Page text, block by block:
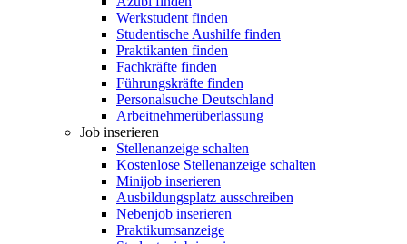
Werkstudent finden
Studentische Aushilfe finden
Praktikanten finden
Fachkräfte finden
Führungskräfte finden
Personalsuche Deutschland
Arbeitnehmerüberlassung
Job inserieren
Stellenanzeige schalten
Kostenlose Stellenanzeige schalten
Minijob inserieren
Ausbildungsplatz ausschreiben
Nebenjob inserieren
Praktikumsanzeige